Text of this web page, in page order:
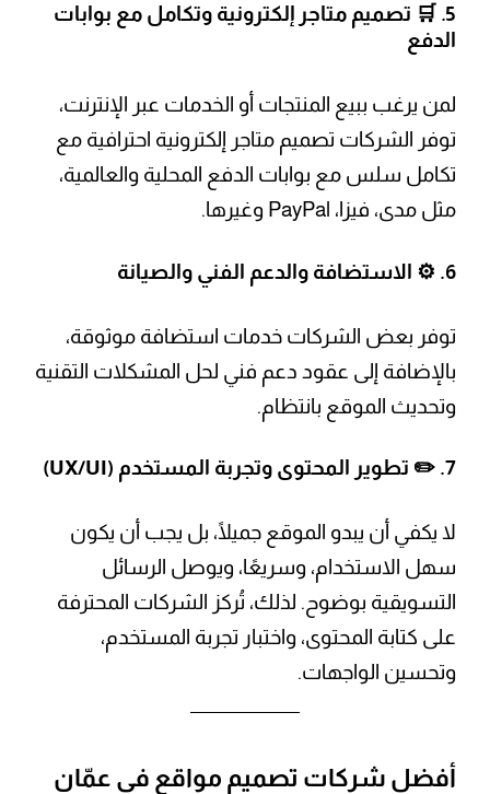
5. 🛒
تصميم متاجر إلكترونية وتكامل مع بوابات
الدفع
لمن يرغب ببيع المنتجات أو الخدمات عبر الإنترنت،
توفر الشركات تصميم متاجر إلكترونية احترافية مع
تكامل سلس مع بوابات الدفع المحلية والعالمية،
مثل مدى، فيزا، PayPal وغيرها.
6. ⚙️ الاستضافة والدعم الفني والصيانة
توفر بعض الشركات خدمات استضافة موثوقة،
بالإضافة إلى عقود دعم فني لحل المشكلات التقنية
وتحديث الموقع بانتظام.
7. ✏️ تطوير المحتوى وتجربة المستخدم (UX/UI)
لا يكفي أن يبدو الموقع جميلًا، بل يجب أن يكون
سهل الاستخدام، وسريعًا، ويوصل الرسائل
التسويقية بوضوح. لذلك، تُركز الشركات المحترفة
على كتابة المحتوى، واختبار تجربة المستخدم،
وتحسين الواجهات.
أفضل شركات تصميم مواقع في عمّان